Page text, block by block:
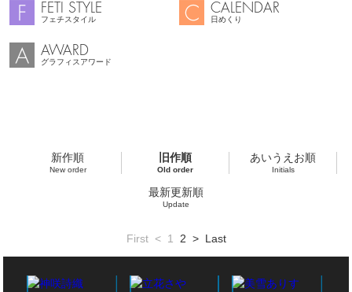
FETI STYLE
フェチスタイル
CALENDAR
日めくり
AWARD
グラフィスアワード
新作順
New order
旧作順
Old order
あいうえお順
Initials
最新更新順
Update
First < 1 2 > Last